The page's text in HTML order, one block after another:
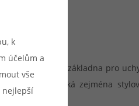
resinu, spodní základna pro
náustku. Vyniká zejména
k
účelům a
vše
nejlepší